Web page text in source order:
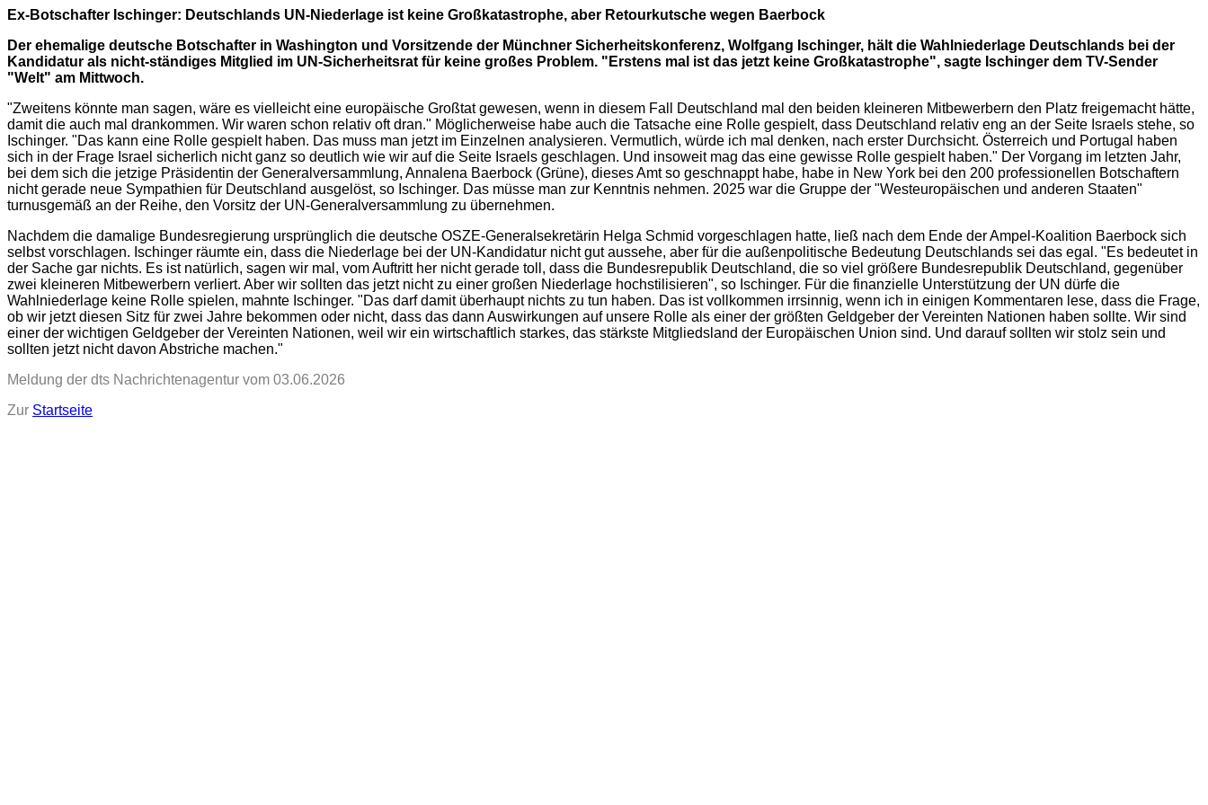
Ex-Botschafter Ischinger: Deutschlands UN-Niederlage ist keine Großkatastrophe, aber Retourkutsche wegen Baerbock
Der ehemalige deutsche Botschafter in Washington und Vorsitzende der Münchner Sicherheitskonferenz, Wolfgang Ischinger, hält die Wahlniederlage Deutschlands bei der
Kandidatur als nicht-ständiges Mitglied im UN-Sicherheitsrat für keine großes Problem. "Erstens mal ist das jetzt keine Großkatastrophe", sagte Ischinger dem TV-Sender
"Welt" am Mittwoch.
"Zweitens könnte man sagen, wäre es vielleicht eine europäische Großtat gewesen, wenn in diesem Fall Deutschland mal den beiden kleineren Mitbewerbern den Platz freigemacht hätte,
damit die auch mal drankommen. Wir waren schon relativ oft dran." Möglicherweise habe auch die Tatsache eine Rolle gespielt, dass Deutschland relativ eng an der Seite Israels stehe, so
Ischinger. "Das kann eine Rolle gespielt haben. Das muss man jetzt im Einzelnen analysieren. Vermutlich, würde ich mal denken, nach erster Durchsicht. Österreich und Portugal haben
sich in der Frage Israel sicherlich nicht ganz so deutlich wie wir auf die Seite Israels geschlagen. Und insoweit mag das eine gewisse Rolle gespielt haben." Der Vorgang im letzten Jahr,
bei dem sich die jetzige Präsidentin der Generalversammlung, Annalena Baerbock (Grüne), dieses Amt so geschnappt habe, habe in New York bei den 200 professionellen Botschaftern
nicht gerade neue Sympathien für Deutschland ausgelöst, so Ischinger. Das müsse man zur Kenntnis nehmen. 2025 war die Gruppe der "Westeuropäischen und anderen Staaten"
turnusgemäß an der Reihe, den Vorsitz der UN-Generalversammlung zu übernehmen.
Nachdem die damalige Bundesregierung ursprünglich die deutsche OSZE-Generalsekretärin Helga Schmid vorgeschlagen hatte, ließ nach dem Ende der Ampel-Koalition Baerbock sich
selbst vorschlagen. Ischinger räumte ein, dass die Niederlage bei der UN-Kandidatur nicht gut aussehe, aber für die außenpolitische Bedeutung Deutschlands sei das egal. "Es bedeutet in
der Sache gar nichts. Es ist natürlich, sagen wir mal, vom Auftritt her nicht gerade toll, dass die Bundesrepublik Deutschland, die so viel größere Bundesrepublik Deutschland, gegenüber
zwei kleineren Mitbewerbern verliert. Aber wir sollten das jetzt nicht zu einer großen Niederlage hochstilisieren", so Ischinger. Für die finanzielle Unterstützung der UN dürfe die
Wahlniederlage keine Rolle spielen, mahnte Ischinger. "Das darf damit überhaupt nichts zu tun haben. Das ist vollkommen irrsinnig, wenn ich in einigen Kommentaren lese, dass die Frage,
ob wir jetzt diesen Sitz für zwei Jahre bekommen oder nicht, dass das dann Auswirkungen auf unsere Rolle als einer der größten Geldgeber der Vereinten Nationen haben sollte. Wir sind
einer der wichtigen Geldgeber der Vereinten Nationen, weil wir ein wirtschaftlich starkes, das stärkste Mitgliedsland der Europäischen Union sind. Und darauf sollten wir stolz sein und
sollten jetzt nicht davon Abstriche machen."
Meldung der dts Nachrichtenagentur vom 03.06.2026
Zur Startseite